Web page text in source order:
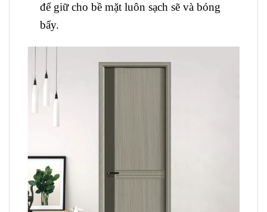
để giữ cho bề mặt luôn sạch sẽ và bóng
bẩy.